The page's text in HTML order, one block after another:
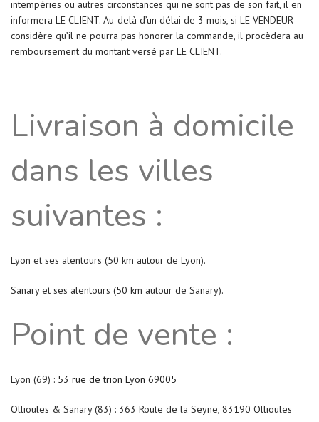
intempéries ou autres circonstances qui ne sont pas de son fait, il en
informera LE CLIENT. Au-delà d’un délai de 3 mois, si LE VENDEUR
considère qu’il ne pourra pas honorer la commande, il procèdera au
remboursement du montant versé par LE CLIENT.
Livraison à domicile
dans les villes
suivantes :
Lyon et ses alentours (50 km autour de Lyon).
Sanary et ses alentours (50 km autour de Sanary).
Point de vente :
Lyon (69) : 53 rue de trion Lyon 69005
Ollioules & Sanary (83) : 363 Route de la Seyne, 83190 Ollioules